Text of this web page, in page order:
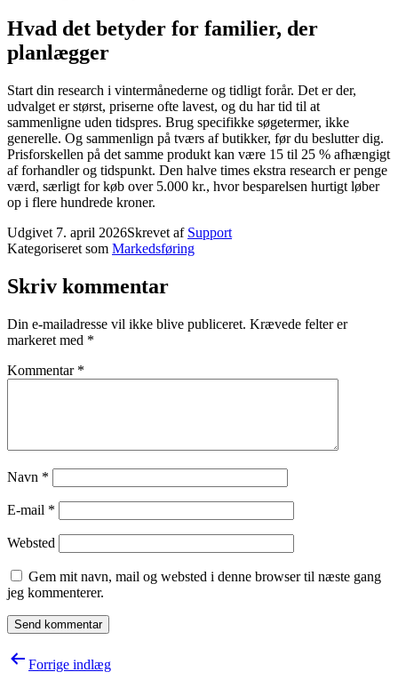
Hvad det betyder for familier, der
planlægger
Start din research i vintermånederne og tidligt forår. Det er der,
udvalget er størst, priserne ofte lavest, og du har tid til at
sammenligne uden tidspres. Brug specifikke søgetermer, ikke
generelle. Og sammenlign på tværs af butikker, før du beslutter dig.
Prisforskellen på det samme produkt kan være 15 til 25 % afhængigt
af forhandler og tidspunkt. Den halve times ekstra research er penge
værd, særligt for køb over 5.000 kr., hvor besparelsen hurtigt løber
op i flere hundrede kroner.
Udgivet 7. april 2026Skrevet af Support
Kategoriseret som Markedsføring
Skriv kommentar
Din e-mailadresse vil ikke blive publiceret. Krævede felter er
markeret med *
Kommentar *
Navn *
E-mail *
Websted
Gem mit navn, mail og websted i denne browser til næste gang
jeg kommenterer.
Indlægsnavigation
Forrige indlæg